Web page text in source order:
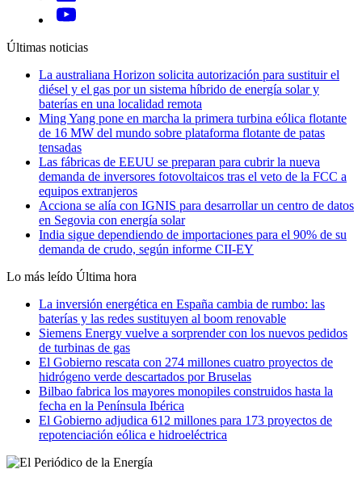
Últimas noticias
La australiana Horizon solicita autorización para sustituir el
diésel y el gas por un sistema híbrido de energía solar y
baterías en una localidad remota
Ming Yang pone en marcha la primera turbina eólica flotante
de 16 MW del mundo sobre plataforma flotante de patas
tensadas
Las fábricas de EEUU se preparan para cubrir la nueva
demanda de inversores fotovoltaicos tras el veto de la FCC a
equipos extranjeros
Acciona se alía con IGNIS para desarrollar un centro de datos
en Segovia con energía solar
India sigue dependiendo de importaciones para el 90% de su
demanda de crudo, según informe CII-EY
Lo más leído Última hora
La inversión energética en España cambia de rumbo: las
baterías y las redes sustituyen al boom renovable
Siemens Energy vuelve a sorprender con los nuevos pedidos
de turbinas de gas
El Gobierno rescata con 274 millones cuatro proyectos de
hidrógeno verde descartados por Bruselas
Bilbao fabrica los mayores monopiles construidos hasta la
fecha en la Península Ibérica
El Gobierno adjudica 612 millones para 173 proyectos de
repotenciación eólica e hidroeléctrica